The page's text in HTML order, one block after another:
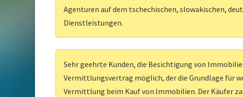
Agenturen auf dem tschechischen, slowakischen,
Dienstleistungen.
Sehr geehrte Kunden, die Besichtigung von
Vermittlungsvertrag möglich, der die Grundlage für
Vermittlung beim Kauf von Immobilien. Der Käufer